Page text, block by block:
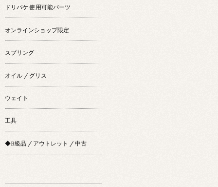
ドリパケ 使用可能パーツ
オンラインショップ限定
スプリング
オイル / グリス
ウェイト
工具
◆B級品 / アウトレット / 中古